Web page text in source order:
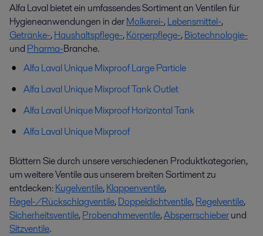
Alfa Laval bietet ein umfassendes Sortiment an Ventilen für
Hygieneanwendungen in derMolkerei-,Lebensmittel-,
Getränke-,Haushaltspflege-,Körperpflege-,Biotechnologie-
und Pharma-Branche.
Alfa Laval Unique Mixproof Large Particle
Alfa Laval Unique Mixproof Tank Outlet
Alfa Laval Unique Mixproof Horizontal Tank
Alfa Laval Unique Mixproof
Blättern Sie durch unsere verschiedenen Produktkategorien,
um weitere Ventile aus unserem breiten Sortiment zu
entdecken:Kugelventile,Klappenventile,
Regel-/Rückschlagventile,Doppeldichtventile,Regelventile,
Sicherheitsventile,Probenahmeventile,Absperrschieberund
Sitzventile.